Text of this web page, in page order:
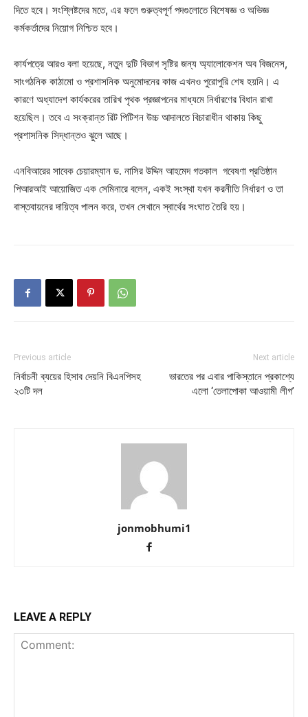
দিতে হবে। সংশ্লিষ্টদের মতে, এর ফলে গুরুত্বপূর্ণ পদগুলোতে বিশেষজ্ঞ ও অভিজ্ঞ
কর্মকর্তাদের নিয়োগ নিশ্চিত হবে।
কার্যপত্রে আরও বলা হয়েছে, নতুন দুটি বিভাগ সৃষ্টির জন্য অ্যালোকেশন অব বিজনেস,
সাংগঠনিক কাঠামো ও প্রশাসনিক অনুমোদনের কাজ এখনও পুরোপুরি শেষ হয়নি। এ
কারণে অধ্যাদেশ কার্যকরের তারিখ পৃথক প্রজ্ঞাপনের মাধ্যমে নির্ধারণের বিধান রাখা
হয়েছিল। তবে এ সংক্রান্ত রিট পিটিশন উচ্চ আদালতে বিচারাধীন থাকায় কিছু
প্রশাসনিক সিদ্ধান্তও ঝুলে আছে।
এনবিআরের সাবেক চেয়ারম্যান ড. নাসির উদ্দিন আহমেদ গতকাল গবেষণা প্রতিষ্ঠান
পিআরআই আয়োজিত এক সেমিনারে বলেন, একই সংস্থা যখন করনীতি নির্ধারণ ও তা
বাস্তবায়নের দায়িত্ব পালন করে, তখন সেখানে স্বার্থের সংঘাত তৈরি হয়।
Previous article
নির্বাচনী ব্যয়ের হিসাব দেয়নি বিএনপিসহ
২৩টি দল
Next article
ভারতের পর এবার পাকিস্তানে প্রকাশ্যে
এলো ‘তেলাপোকা আওয়ামী লীগ’
jonmobhumi1
LEAVE A REPLY